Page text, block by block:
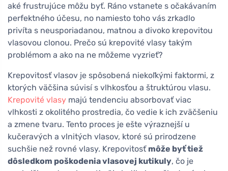
aké frustrujúce môžu byť. Ráno vstanete s očakávaním
perfektného účesu, no namiesto toho vás zrkadlo
privíta s neusporiadanou, matnou a divoko krepovitou
vlasovou clonou. Prečo sú krepovité vlasy takým
problémom a ako na ne môžeme vyzrieť?
Krepovitosť vlasov je spôsobená niekoľkými faktormi, z
ktorých väčšina súvisí s vlhkosťou a štruktúrou vlasu.
Krepovité vlasy majú tendenciu absorbovať viac
vlhkosti z okolitého prostredia, čo vedie k ich zväčšeniu
a zmene tvaru. Tento proces je ešte výraznejší u
kučeravých a vlnitých vlasov, ktoré sú prirodzene
suchšie než rovné vlasy. Krepovitosť môže byť tiež
dôsledkom poškodenia vlasovej kutikuly, čo je